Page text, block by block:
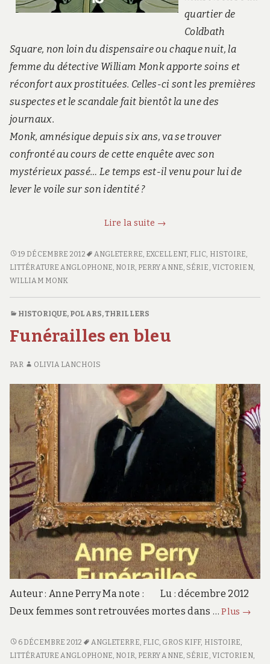
quartier de
Coldbath
Square, non loin du dispensaire ou chaque nuit, la
femme du détective William Monk apporte soins et
réconfort aux prostituées. Celles-ci sont les premières
suspectes et le scandale fait bientôt la une des
journaux.
Monk, amnésique depuis six ans, va se trouver
confronté au cours de cette enquête avec son
mystérieux passé… Le temps est-il venu pour lui de
lever le voile sur son identité ?
Lire la suite Mort
étranger
→
MORT
D’UN
ÉTRANGER
19 DÉCEMBRE 2012 ANGLETERRE, EXCELLENT, FLIC, HISTOIRE,
LITTÉRATURE ANGLOPHONE, NOIR, PERRY ANNE, SÉRIE , VICTORIEN,
WILLIAM MONK
HISTORIQUE, POLARS, THRILLERS
Funérailles en bleu
PAR OLIVIA LANCHOIS
Auteur : Anne Perry Ma note : Lu : décembre 2012
Deux femmes sont retrouvées mortes dans …Plus →
FUNÉRAILLES
EN
6 DÉCEMBRE 2012 ANGLETERRE, FLIC, GROS KIFF, HISTOIRE,
LITTÉRATURE ANGLOPHONE, NOIR, PERRY ANNE, SÉRIE , VICTORIEN,